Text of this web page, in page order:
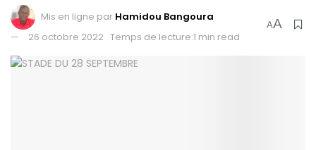
Mis en ligne par Hamidou Bangoura
26 octobre 2022 Temps de lecture:1 min read
AA